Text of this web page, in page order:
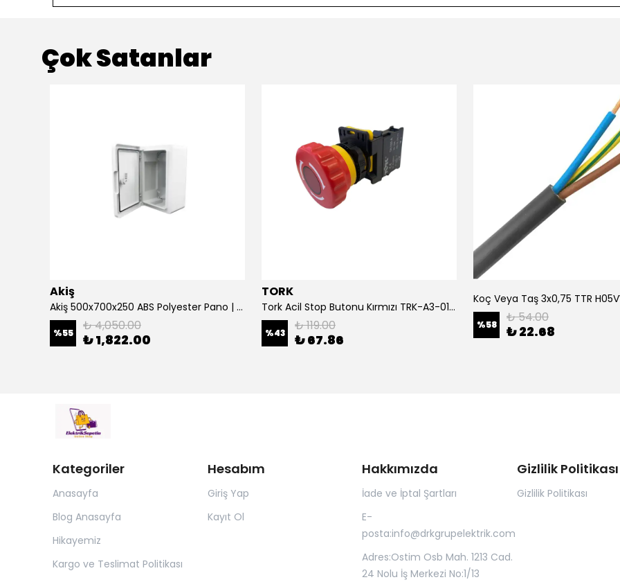
Çok Satanlar
Akiş
Akiş 500x700x250 ABS Polyester Pano | Duvar Pano | Plastik Elektrik Panosu
%55 ₺ 4,050.00
₺ 1,822.00
TORK
Tork Acil Stop Butonu Kırmızı TRK-A3-01ZS Acil Durum Butonu | Kırmızı Mantar Tipi NC1
%43 ₺ 119.00
₺ 67.86
%58 ₺ 54.00
₺ 22.68
Kategoriler
Anasayfa
Blog Anasayfa
Hikayemiz
Kargo ve Teslimat Politikası
Hesabım
Giriş Yap
Kayıt Ol
Hakkımızda
İade ve İptal Şartları
E-
posta:info@drkgrupelektrik.com
Adres:Ostim Osb Mah. 1213 Cad.
24 Nolu İş Merkezi No:1/13
Gizlilik Politikası
Gizlilik Politikası